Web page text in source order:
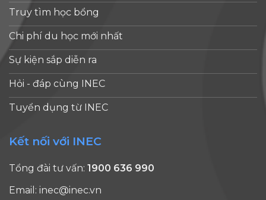
Truy tìm học bổng
Chi phí du học mới nhất
Sự kiện sắp diễn ra
Hỏi - đáp cùng INEC
Tuyển dụng từ INEC
Kết nối với INEC
Tổng đài tư vấn: 1900 636 990
Email: inec@inec.vn